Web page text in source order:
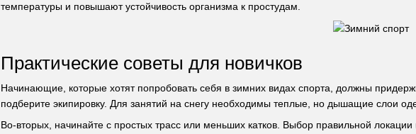
температуры и повышают устойчивость организма к простудам.
Практические советы для новичков
Начинающие, которые хотят попробовать себя в зимних видах спорта, должны
подберите экипировку. Для занятий на снегу необходимы теплые, но дышащие слои
Во-вторых, начинайте с простых трасс или меньших катков. Выбор правильной